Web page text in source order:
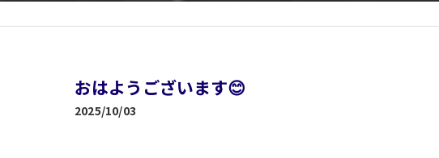
おはようございます😊
2025/10/03